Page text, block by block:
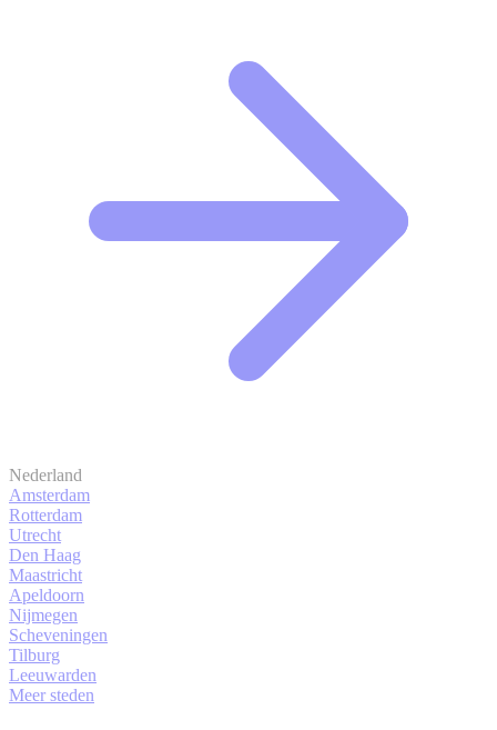
Nederland
Amsterdam
Rotterdam
Utrecht
Den Haag
Maastricht
Apeldoorn
Nijmegen
Scheveningen
Tilburg
Leeuwarden
Meer steden